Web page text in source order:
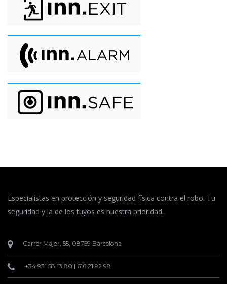
Especialistas en protección y seguridad física contra el robo. Tu
seguridad y la de los tuyos es nuestra prioridad.
Carrer Major, 55, 08759 Barcelona
+34 931 58 13 80 | 616 21 92 98